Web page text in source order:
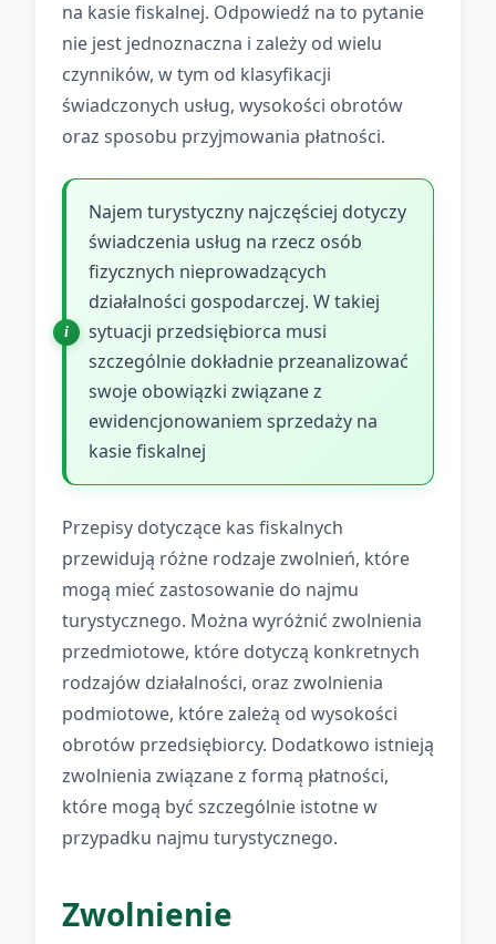
na kasie fiskalnej. Odpowiedź na to pytanie
nie jest jednoznaczna i zależy od wielu
czynników, w tym od klasyfikacji
świadczonych usług, wysokości obrotów
oraz sposobu przyjmowania płatności.
Najem turystyczny najczęściej dotyczy
świadczenia usług na rzecz osób
fizycznych nieprowadzących
działalności gospodarczej. W takiej
sytuacji przedsiębiorca musi
szczególnie dokładnie przeanalizować
swoje obowiązki związane z
ewidencjonowaniem sprzedaży na
kasie fiskalnej
Przepisy dotyczące kas fiskalnych
przewidują różne rodzaje zwolnień, które
mogą mieć zastosowanie do najmu
turystycznego. Można wyróżnić zwolnienia
przedmiotowe, które dotyczą konkretnych
rodzajów działalności, oraz zwolnienia
podmiotowe, które zależą od wysokości
obrotów przedsiębiorcy. Dodatkowo istnieją
zwolnienia związane z formą płatności,
które mogą być szczególnie istotne w
przypadku najmu turystycznego.
Zwolnienie